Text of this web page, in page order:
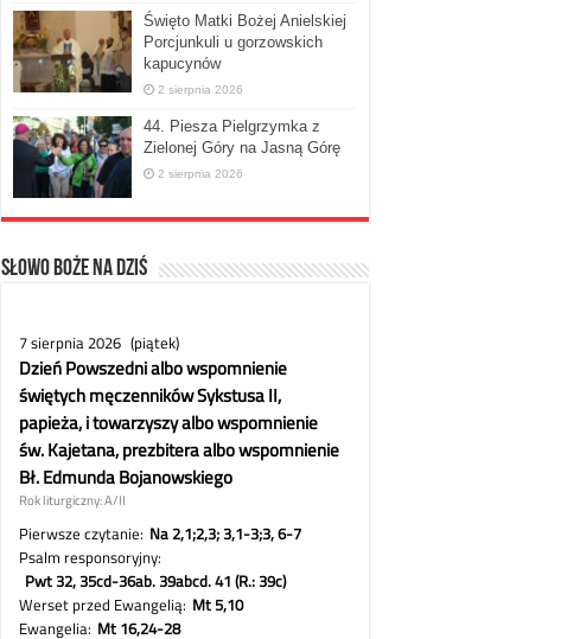
Święto Matki Bożej Anielskiej
Porcjunkuli u gorzowskich
kapucynów
2 sierpnia 2026
44. Piesza Pielgrzymka z
Zielonej Góry na Jasną Górę
2 sierpnia 2026
Słowo Boże na dziś